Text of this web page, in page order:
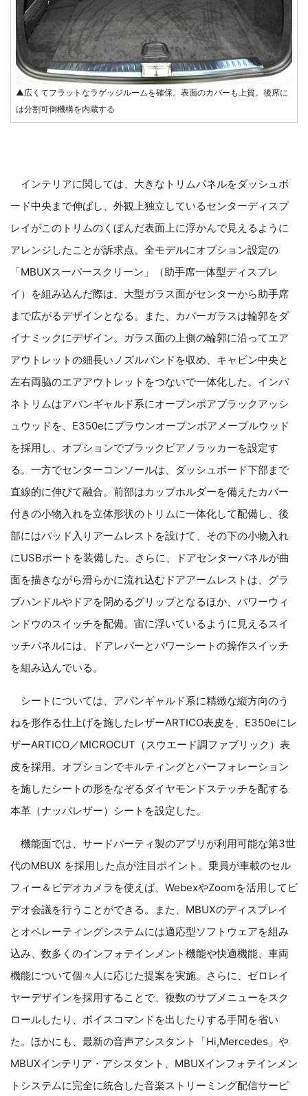
▲広くてフラットなラゲッジルームを確保。表面のカバーも上質。後席に
は分割可倒機構を内蔵する
インテリアに関しては、大きなトリムパネルをダッシュボ
ード中央まで伸ばし、外観上独立しているセンターディスプ
レイがこのトリムのくぼんだ表面上に浮かんで見えるように
アレンジしたことが訴求点。全モデルにオプション設定の
「MBUXスーパースクリーン」（助手席一体型ディスプレ
イ）を組み込んだ際は、大型ガラス面がセンターから助手席
まで広がるデザインとなる。また、カバーガラスは輪郭をダ
イナミックにデザイン。ガラス面の上側の輪郭に沿ってエア
アウトレットの細長いノズルバンドを収め、キャビン中央と
左右両脇のエアアウトレットをつないで一体化した。インパ
ネトリムはアバンギャルド系にオープンポアブラックアッシ
ュウッドを、E350eにブラウンオープンポアメープルウッド
を採用し、オプションでブラックピアノラッカーを設定す
る。一方でセンターコンソールは、ダッシュボード下部まで
直線的に伸びて融合。前部はカップホルダーを備えたカバー
付きの小物入れを立体形状のトリムに一体化して配備し、後
部にはパッド入りアームレストを設けて、その下の小物入れ
にUSBポートを装備した。さらに、ドアセンターパネルが曲
面を描きながら滑らかに流れ込むドアアームレストは、グラ
ブハンドルやドアを閉めるグリップとなるほか、パワーウィ
ンドウのスイッチを配備。宙に浮いているように見えるスイ
ッチパネルには、ドアレバーとパワーシートの操作スイッチ
を組み込んでいる。
シートについては、アバンギャルド系に精緻な縦方向のう
ねを形作る仕上げを施したレザーARTICO表皮を、E350eにレ
ザーARTICO／MICROCUT（スウエード調ファブリック）表
皮を採用。オプションでキルティングとパーフォレーション
を施したシートの形をなぞるダイヤモンドステッチを配する
本革（ナッパレザー）シートを設定した。
機能面では、サードパーティ製のアプリが利用可能な第3世
代のMBUX を採用した点が注目ポイント。乗員が車載のセル
フィー＆ビデオカメラを使えば、WebexやZoomを活用してビ
デオ会議を行うことができる。また、MBUXのディスプレイ
とオペレーティングシステムには適応型ソフトウェアを組み
込み、数多くのインフォテインメント機能や快適機能、車両
機能について個々人に応じた提案を実施。さらに、ゼロレイ
ヤーデザインを採用することで、複数のサブメニューをスク
ロールしたり、ボイスコマンドを出したりする手間を省い
た。ほかにも、最新の音声アシスタント「Hi,Mercedes」や
MBUXインテリア・アシスタント、MBUXインフォテインメン
トシステムに完全に統合した音楽ストリーミング配信サービ